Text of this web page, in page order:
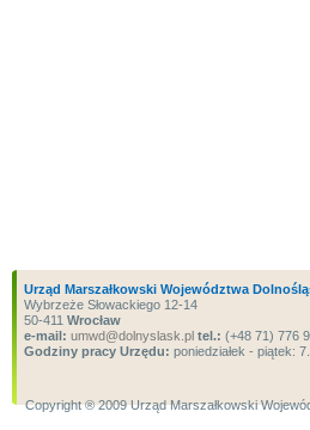
Urząd Marszałkowski Województwa
Wybrzeże Słowackiego 12-14
50-411 Wrocław
e-mail: umwd@dolnyslask.pl tel.: (+48 71) 776
Godziny pracy Urzędu: poniedziałek - piątek:
Copyright ® 2009 Urząd Marszałkowski